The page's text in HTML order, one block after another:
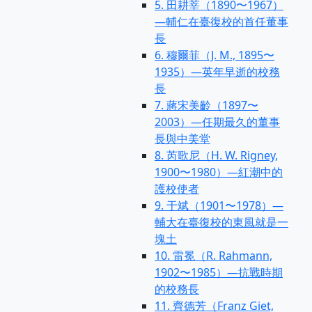
5. 田耕莘（1890〜1967）
—輔仁在臺復校的首任董事
長
6. 穆爾菲（J. M., 1895〜
1935）—英年早逝的校務
長
7. 蔣宋美齡（1897〜
2003）—任期最久的董事
長與中美堂
8. 芮歌尼（H. W. Rigney,
1900〜1980）—紅潮中的
護校使者
9. 于斌（1901〜1978）—
輔大在臺復校的東風就是一
塊土
10. 雷冕（R. Rahmann,
1902〜1985）—抗戰時期
的校務長
11. 齊德芳（Franz Giet,